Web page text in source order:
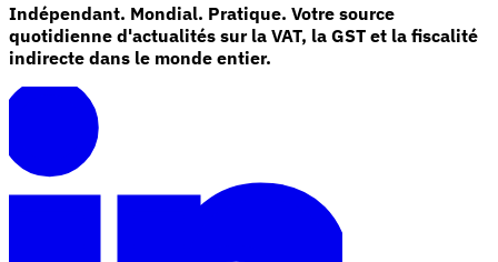
Indépendant. Mondial. Pratique. Votre source
quotidienne d'actualités sur la VAT, la GST et la fiscalité
indirecte dans le monde entier.